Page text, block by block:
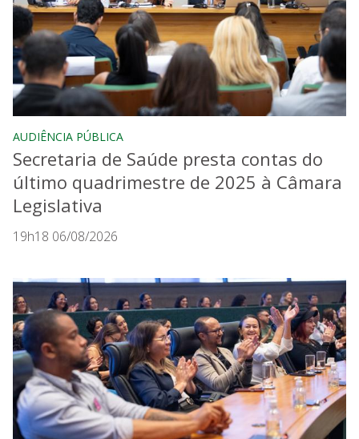
AUDIÊNCIA PÚBLICA
Secretaria de Saúde presta contas do
último quadrimestre de 2025 à Câmara
Legislativa
19h18 06/08/2026